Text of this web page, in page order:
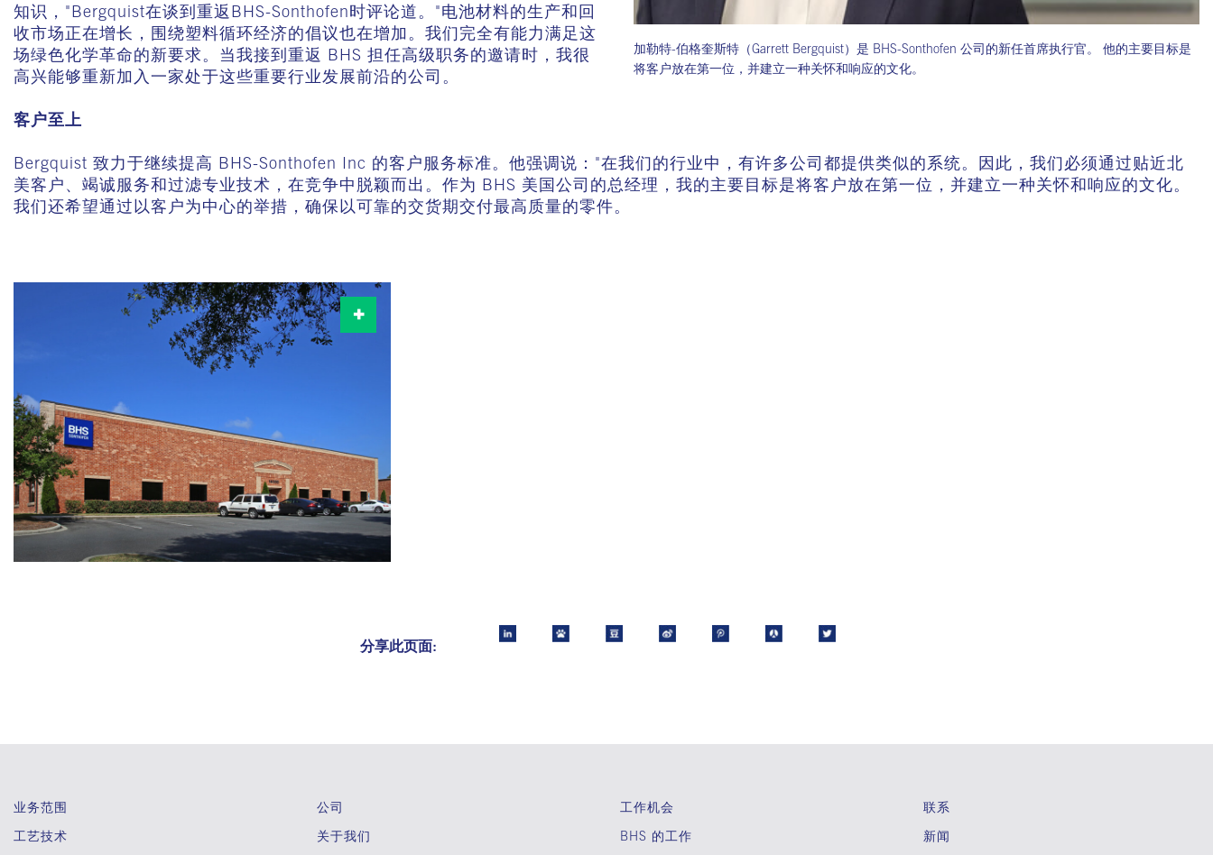
加勒特-伯格奎斯特（Garrett Bergquist）是 BHS-Sonthofen 公司的新任首席执行官。 他的主要目标是
将客户放在第一位，并建立一种关怀和响应的文化。
知识，"Bergquist在谈到重返BHS-Sonthofen时评论道。"电池材料的生产和回
收市场正在增长，围绕塑料循环经济的倡议也在增加。我们完全有能力满足这
场绿色化学革命的新要求。当我接到重返 BHS 担任高级职务的邀请时，我很
高兴能够重新加入一家处于这些重要行业发展前沿的公司。
客户至上
Bergquist 致力于继续提高 BHS-Sonthofen Inc 的客户服务标准。他强调说："在我们的行业中，有许多公司都提供类似的系统。因此，我们必须通过贴近北
美客户、竭诚服务和过滤专业技术，在竞争中脱颖而出。作为 BHS 美国公司的总经理，我的主要目标是将客户放在第一位，并建立一种关怀和响应的文化。
我们还希望通过以客户为中心的举措，确保以可靠的交货期交付最高质量的零件。
分享此页面:
业务范围
工艺技术
公司
关于我们
工作机会
BHS 的工作
联系
新闻